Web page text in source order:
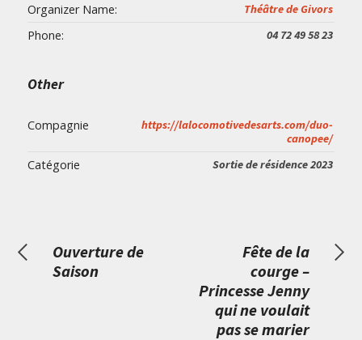
Organizer Name: Théâtre de Givors
Phone: 04 72 49 58 23
Other
Compagnie
https://lalocomotivedesarts.com/duo-
canopee/
Catégorie Sortie de résidence 2023
Ouverture de
Saison
Fête de la
courge –
Princesse Jenny
qui ne voulait
pas se marier